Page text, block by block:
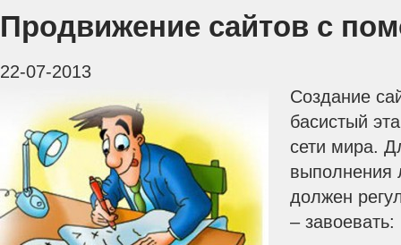
Продвижение сайтов с
22-07-2013
Создание
басистый
сети мира.
выполнения
должен
– завоевать: